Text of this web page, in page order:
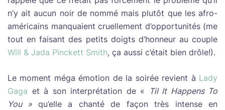
n’y ait aucun noir de nommé mais plutôt que les afro-
américains manquaient cruellement d’opportunités (me
tout en faisant des petits doigts d’honneur au couple
Will & Jada Pinckett Smith, ça aussi c’était bien drôle!).
Le moment méga émotion de la soirée revient à Lady
Gaga et à son interprétation de «
Til It Happens To
You » qu’elle a chanté de façon très intense en